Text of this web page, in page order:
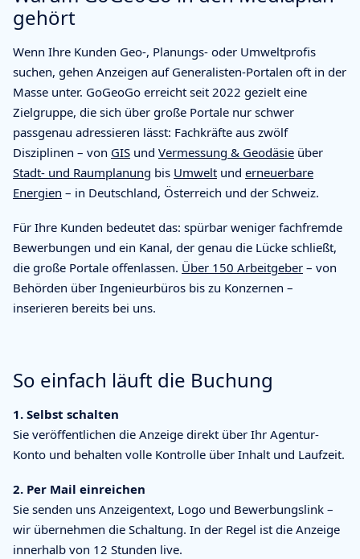
gehört
Wenn Ihre Kunden Geo-, Planungs- oder Umweltprofis
suchen, gehen Anzeigen auf Generalisten-Portalen oft in der
Masse unter. GoGeoGo erreicht seit 2022 gezielt eine
Zielgruppe, die sich über große Portale nur schwer
passgenau adressieren lässt: Fachkräfte aus zwölf
Disziplinen – von GIS und Vermessung & Geodäsie über
Stadt- und Raumplanung bis Umwelt und erneuerbare
Energien – in Deutschland, Österreich und der Schweiz.
Für Ihre Kunden bedeutet das: spürbar weniger fachfremde
Bewerbungen und ein Kanal, der genau die Lücke schließt,
die große Portale offenlassen. Über 150 Arbeitgeber – von
Behörden über Ingenieurbüros bis zu Konzernen –
inserieren bereits bei uns.
So einfach läuft die Buchung
1. Selbst schalten
Sie veröffentlichen die Anzeige direkt über Ihr Agentur-
Konto und behalten volle Kontrolle über Inhalt und Laufzeit.
2. Per Mail einreichen
Sie senden uns Anzeigentext, Logo und Bewerbungslink –
wir übernehmen die Schaltung. In der Regel ist die Anzeige
innerhalb von 12 Stunden live.